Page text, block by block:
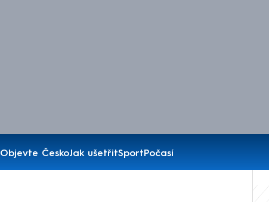
Objevte ČeskoJak ušetřitSportPočasí